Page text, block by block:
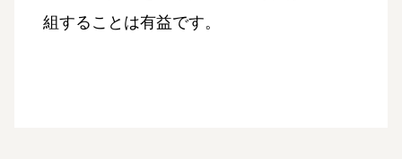
組することは有益です。